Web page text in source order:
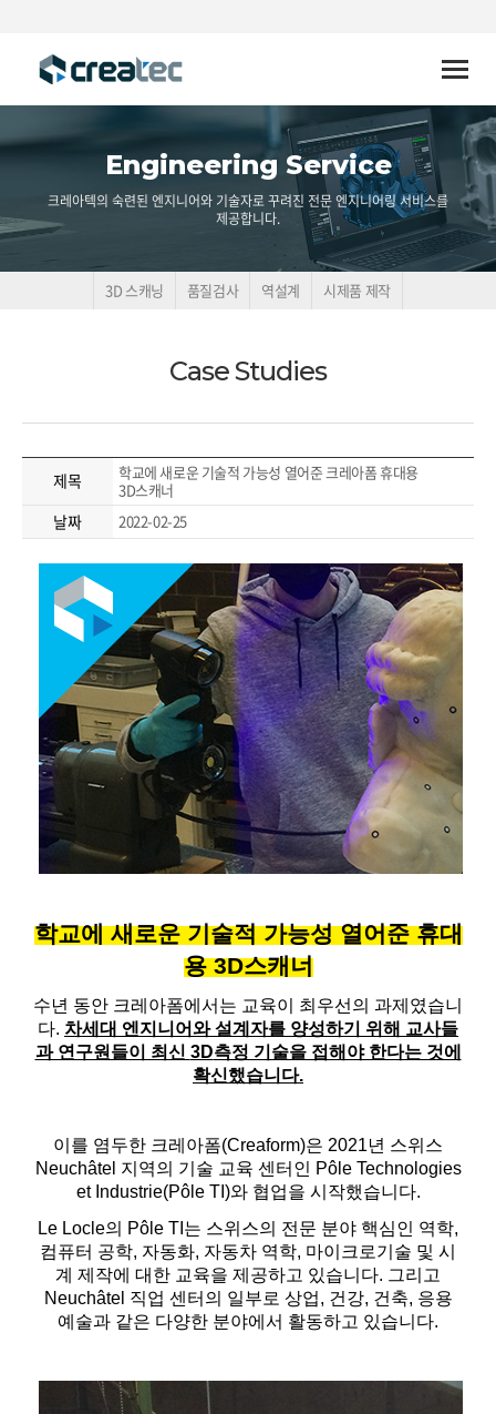
Toggle
Engineering Service
크레아텍의 숙련된 엔지니어와 기술자로 꾸려진 전문 엔지니어링 서비스를
제공합니다.
3D 스캐닝 품질검사 역설계 시제품 제작
Case Studies
제목
학교에 새로운 기술적 가능성 열어준 크레아폼 휴대용
3D스캐너
날짜 2022-02-25